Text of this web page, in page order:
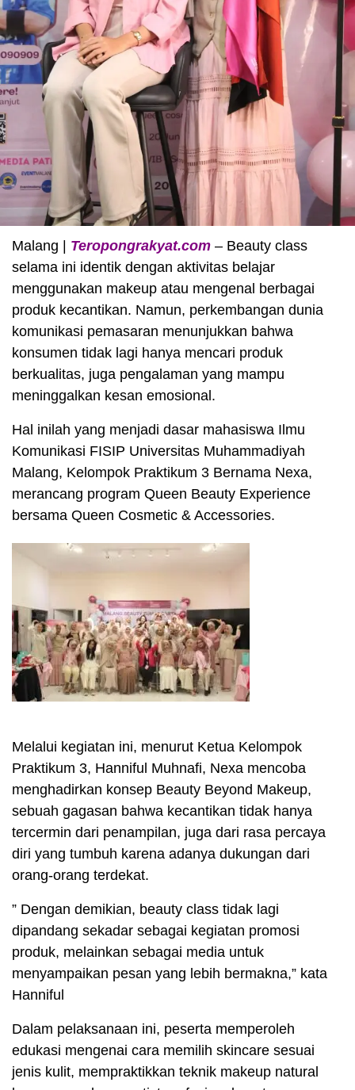
Malang | Teropongrakyat.com – Beauty class
selama ini identik dengan aktivitas belajar
menggunakan makeup atau mengenal berbagai
produk kecantikan. Namun, perkembangan dunia
komunikasi pemasaran menunjukkan bahwa
konsumen tidak lagi hanya mencari produk
berkualitas, juga pengalaman yang mampu
meninggalkan kesan emosional.
Hal inilah yang menjadi dasar mahasiswa Ilmu
Komunikasi FISIP Universitas Muhammadiyah
Malang, Kelompok Praktikum 3 Bernama Nexa,
merancang program Queen Beauty Experience
bersama Queen Cosmetic & Accessories.
Melalui kegiatan ini, menurut Ketua Kelompok
Praktikum 3, Hanniful Muhnafi, Nexa mencoba
menghadirkan konsep Beauty Beyond Makeup,
sebuah gagasan bahwa kecantikan tidak hanya
tercermin dari penampilan, juga dari rasa percaya
diri yang tumbuh karena adanya dukungan dari
orang-orang terdekat.
” Dengan demikian, beauty class tidak lagi
dipandang sekadar sebagai kegiatan promosi
produk, melainkan sebagai media untuk
menyampaikan pesan yang lebih bermakna,” kata
Hanniful
Dalam pelaksanaan ini, peserta memperoleh
edukasi mengenai cara memilih skincare sesuai
jenis kulit, mempraktikkan teknik makeup natural